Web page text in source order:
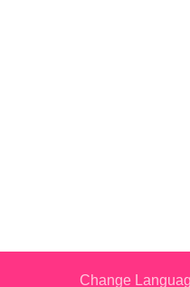
Change